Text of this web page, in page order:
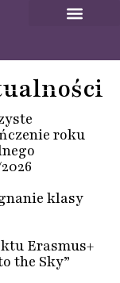
roku
klasy
Erasmus+
the Sky”